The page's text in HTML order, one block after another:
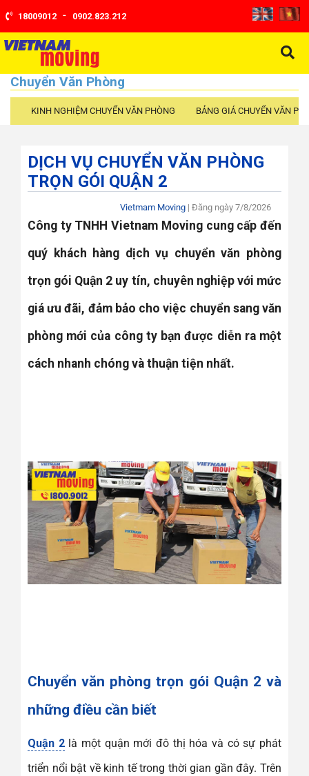
18009012 - 0902.823.212
Chuyển Văn Phòng
KINH NGHIỆM CHUYỂN VĂN PHÒNG BẢNG GIÁ CHUYỂN VĂN
DỊCH VỤ CHUYỂN VĂN PHÒNG
TRỌN GÓI QUẬN 2
Vietmam Moving| Đăng ngày 7/8/2026
Công ty TNHH Vietnam Moving cung cấp đến
quý khách hàng dịch vụ chuyển văn phòng
trọn gói Quận 2 uy tín, chuyên nghiệp với mức
giá ưu đãi, đảm bảo cho việc chuyển sang văn
phòng mới của công ty bạn được diễn ra một
cách nhanh chóng và thuận tiện nhất.
Chuyển văn phòng trọn gói Quận 2 và
những điều cần biết
Quận 2là một quận mới đô thị hóa và có sự phát
triển nổi bật về kinh tế trong thời gian gần đây. Trên